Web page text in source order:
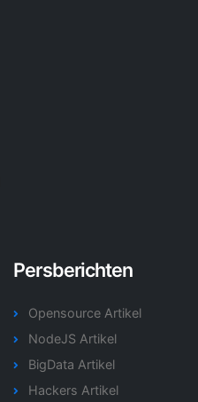
Persberichten
Opensource Artikel
NodeJS Artikel
BigData Artikel
Hackers Artikel